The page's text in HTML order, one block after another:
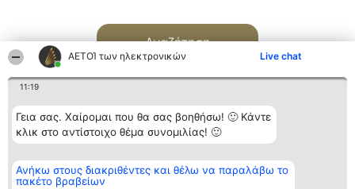
ΑΕΤΟΊ των ηλεκτρονικών Live chat
11:19
Γεια σας. Χαίρομαι που θα σας βοηθήσω! 🙂 Κάντε
κλικ στο αντίστοιχο θέμα συνομιλίας! 🙂
Ανήκω στους διακριθέντες και θέλω να παραλάβω το
πακέτο βραβείων
Αναζήτηση
Διοργανωτής της
κατάταξης
BEAUTIFUL COMPANY
Κατάταξη
Διακριθέντες
Επικοινωνία
Επικοινωνία